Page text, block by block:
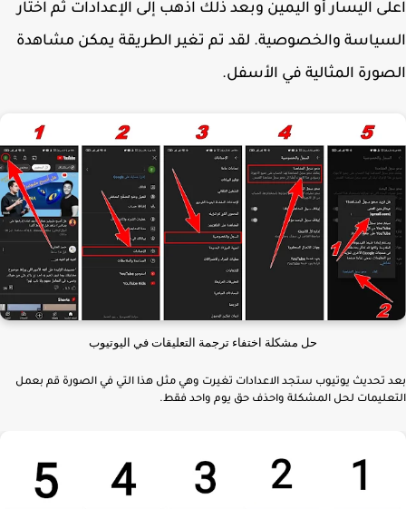
اليسار أو اليمين وبعد ذلك اذهب إلى الإعدادات ثم اختار
والخصوصية. لقد تم تغير الطريقة يمكن مشاهدة
المثالية في الأسفل.
حل مشكلة اختفاء ترجمة التعليقات في اليوتيوب
تحديث يوتيوب ستجد الاعدادات تغيرت وهي مثل هذا التي في الصورة قم بعمل
لحل المشكلة واحذف حق يوم واحد فقط.